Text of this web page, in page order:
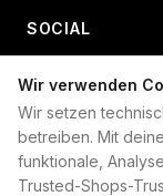
Wir verwenden
Wir setzen
betreiben. Mit
funktionale,
Trusted-Shops-
SOCIAL
+49 234 687 00
shop@plan-b-
Sichere Zahlung mit: